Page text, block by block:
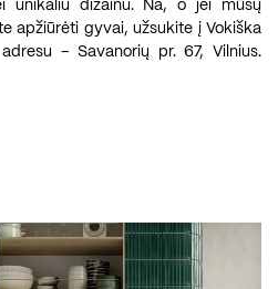
unikaliu dizainu. Na, o jei mūsų
apžiūrėti gyvai, užsukite į Vokiška
– Savanorių pr. 67, Vilnius.